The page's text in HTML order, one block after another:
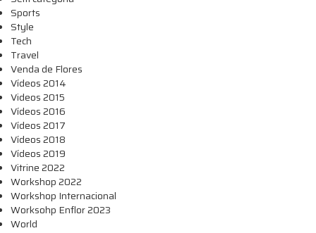
Sports
Style
Tech
Travel
Venda de Flores
Vídeos 2014
Videos 2015
Vídeos 2016
Vídeos 2017
Vídeos 2018
Vídeos 2019
Vitrine 2022
Workshop 2022
Workshop Internacional
Worksohp Enflor 2023
World